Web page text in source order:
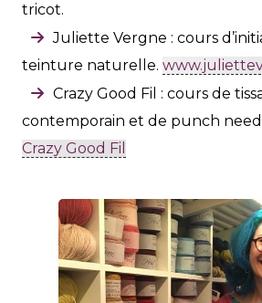
tricot.
Juliette Vergne : cours
teinture naturelle.
Crazy Good Fil : cours de
contemporain et de punch
Crazy Good Fil